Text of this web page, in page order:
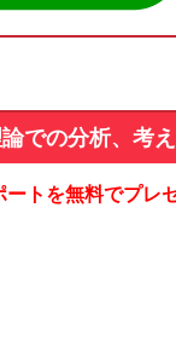
での分析、考
トを無料でプレ